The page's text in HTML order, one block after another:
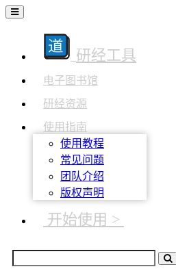
研经工具
电子图书馆
研经资源
使用指南
使用教程
常见问题
团队介绍
版权声明
开始使用 >